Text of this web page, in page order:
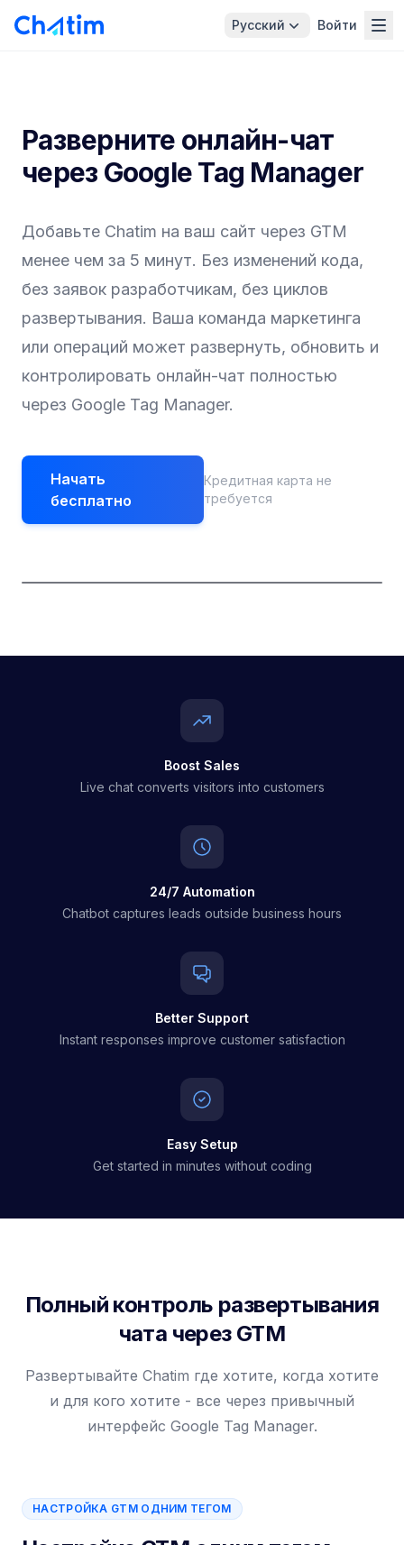
Русский Войти
Разверните онлайн-чат
через Google Tag Manager
Добавьте Chatim на ваш сайт через GTM
менее чем за 5 минут. Без изменений кода,
без заявок разработчикам, без циклов
развертывания. Ваша команда маркетинга
или операций может развернуть, обновить и
контролировать онлайн-чат полностью
через Google Tag Manager.
Начать
бесплатно
Кредитная карта не
требуется
Boost Sales
Live chat converts visitors into customers
24/7 Automation
Chatbot captures leads outside business hours
Better Support
Instant responses improve customer satisfaction
Easy Setup
Get started in minutes without coding
Полный контроль развертывания
чата через GTM
Развертывайте Chatim где хотите, когда хотите
и для кого хотите - все через привычный
интерфейс Google Tag Manager.
НАСТРОЙКА GTM ОДНИМ ТЕГОМ